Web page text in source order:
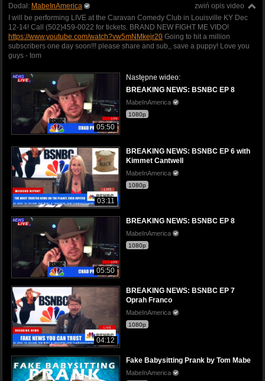
zwiń opis video
Dodał: MabeInAmerica
I will be performing LIVE at the Caravan Comedy Club in Louisville KY Dec
12-14! Call (502)459-0022 for tickets. BRAND NEW FIGHT ME VIDO!
https://www.youtube.com/watch?vw5mNMkejr20 Going to hit a million
subscribers one day soon!!! please share and sub,, save a puppy! Love you
guys - tom
05:50
Następne wideo:
BREAKING NEWS: BSNBC EP 8
MabeInAmerica
1080p
03:11
BREAKING NEWS: BSNBC EP 6 with
Kimmet Cantwell
MabeInAmerica
1080p
05:50
BREAKING NEWS: BSNBC EP 8
MabeInAmerica
1080p
04:12
BREAKING NEWS: BSNBC EP 7
Oprah Franco
MabeInAmerica
1080p
Fake Babysitting Prank by Tom Mabe
MabeInAmerica